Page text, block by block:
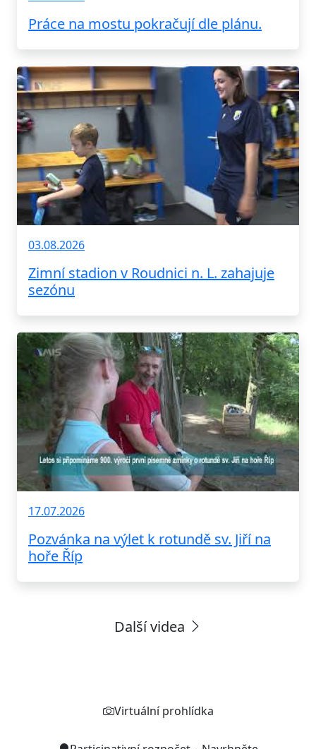
Práce na mostu pokračují dle plánu.
03.08.2026
Zimní stadion v Roudnici n. L. zahajuje
sezónu
17.07.2026
Pozvánka na výlet k rotundě sv. Jiří na
hoře Říp
Další videa
Virtuální prohlídka